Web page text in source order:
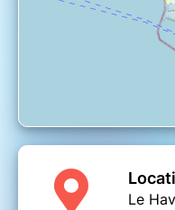
Le